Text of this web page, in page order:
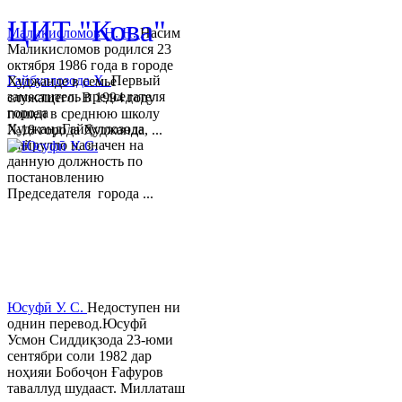
Гайбуллозода Х.Первый
заместитель председателя
города
ХуджандГайбуллозода
Хайрулло назначен на
данную должность по
постановлению
Председателя города ...
Маликисломов Н. Н.Насим
Маликисломов родился 23
октября 1986 года в городе
Худжанде в семье
служащего. В 1994 году
пошел в среднюю школу
№18 города Худжанда, ...
Юсуфӣ У. C. Недоступен ни
однин перевод.Юсуфӣ
Усмон Сиддиқзода 23-юми
сентябри соли 1982 дар
ноҳияи Бобоҷон Ғафуров
таваллуд шудааст. Миллаташ
ЦИТ "Кова"